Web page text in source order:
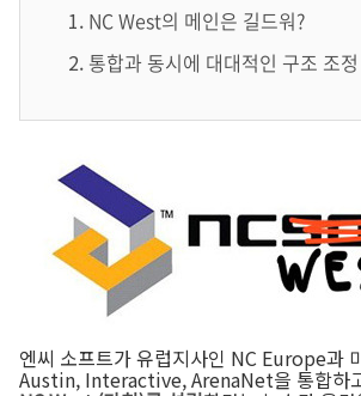
NC West의 메인은 길드워?
통합과 동시에 대대적인 구조 조
엔씨 소프트가 유럽지사인 NC Europe과
Austin, Interactive, ArenaNet을 통합하